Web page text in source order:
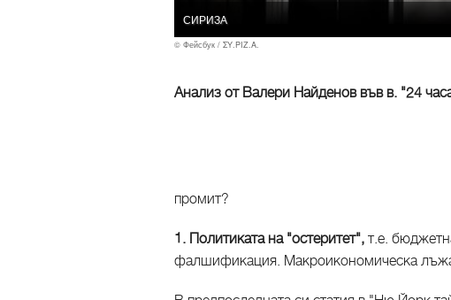
СИРИЗА
© Фейсбук / ΣΥ.ΡΙΖ.Α.
Анализ от Валери Найденов във в. "24
промит?
1. Политиката на "остеритет", т.е.
фалшификация. Макроикономическа